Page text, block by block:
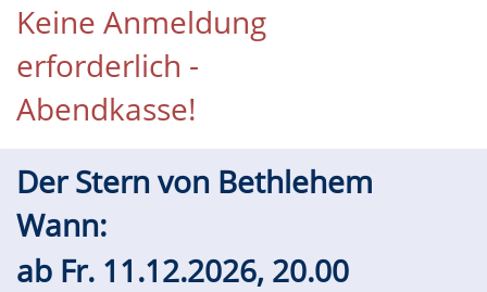
Keine Anmeldung
erforderlich -
Abendkasse!
Der Stern von Bethlehem
Wann:
ab Fr. 11.12.2026, 20.00